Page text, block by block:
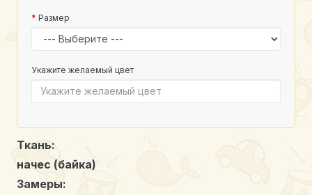
Размер
Укажите желаемый цвет
Ткань:
начес (байка)
Замеры: